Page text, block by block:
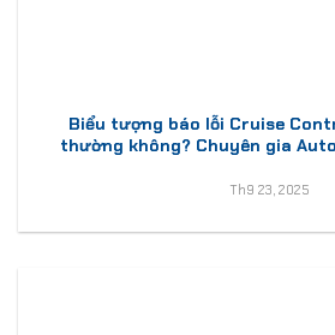
Biểu tượng báo lỗi Cruise
thường không? Chuyên gia
Th9 23, 2025